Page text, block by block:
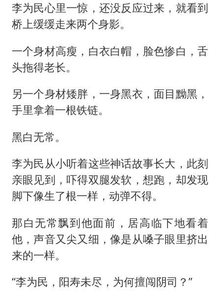
李为民心里一惊，还没反应过来，就看到
桥上缓缓走来两个身影。
一个身材高瘦，白衣白帽，脸色惨白，舌
头拖得老长。
另一个身材矮胖，一身黑衣，面目黝黑，
手里拿着一根铁链。
黑白无常。
李为民从小听着这些神话故事长大，此刻
亲眼见到，吓得双腿发软，想跑，却发现
脚下像生了根一样，动弹不得。
那白无常飘到他面前，居高临下地看着
他，声音又尖又细，像是从嗓子眼里挤出
来的一样。
“李为民，阳寿未尽，为何擅闯阴司？”